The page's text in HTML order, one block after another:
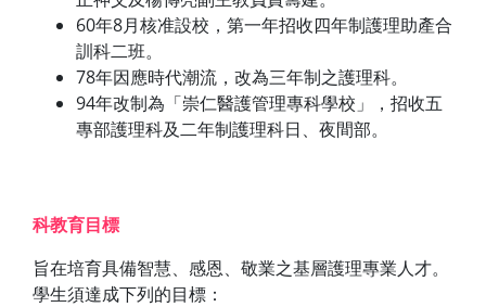
60年8月核准設校，第一年招收四年制護理助產合
訓科二班。
78年因應時代潮流，改為三年制之護理科。
94年改制為「崇仁醫護管理專科學校」，招收五
專部護理科及二年制護理科日、夜間部。
科教育目標
旨在培育具備智慧、感恩、敬業之基層護理專業人才。
學生須達成下列的目標：